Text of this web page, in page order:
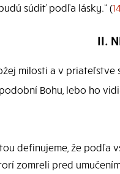
súdiť podľa lásky.“ (
II.
milosti a v
Bohu, lebo ho
definujeme, že podľa
zomreli pred